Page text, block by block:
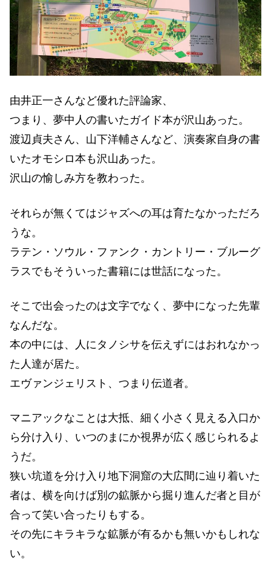
由井正一さんなど優れた評論家、
つまり、夢中人の書いたガイド本が沢山あった。
渡辺貞夫さん、山下洋輔さんなど、演奏家自身の書
いたオモシロ本も沢山あった。
沢山の愉しみ方を教わった。
それらが無くてはジャズへの耳は育たなかっただろ
うな。
ラテン・ソウル・ファンク・カントリー・ブルーグ
ラスでもそういった書籍には世話になった。
そこで出会ったのは文字でなく、夢中になった先輩
なんだな。
本の中には、人にタノシサを伝えずにはおれなかっ
た人達が居た。
エヴァンジェリスト、つまり伝道者。
マニアックなことは大抵、細く小さく見える入口か
ら分け入り、いつのまにか視界が広く感じられるよ
うだ。
狭い坑道を分け入り地下洞窟の大広間に辿り着いた
者は、横を向けば別の鉱脈から掘り進んだ者と目が
合って笑い合ったりもする。
その先にキラキラな鉱脈が有るかも無いかもしれな
い。